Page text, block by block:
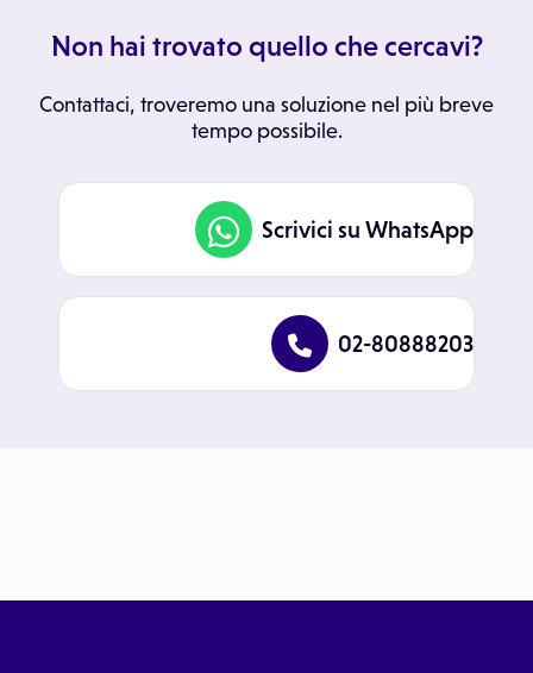
Non hai trovato quello che cercavi?
Contattaci, troveremo una soluzione nel più breve
tempo possibile.
Scrivici su WhatsApp
02-80888203